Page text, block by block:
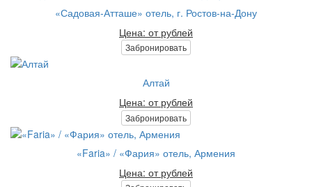
«Садовая-Атташе» отель, г. Ростов-на-Дону
Цена: от рублей
Забронировать
Алтай
Цена: от рублей
Забронировать
«Faria» / «Фария» отель, Армения
Цена: от рублей